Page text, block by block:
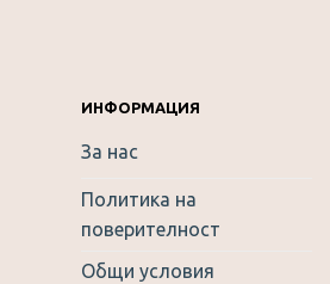
много добра цена! Бързи и
ИНФОРМАЦИЯ
За нас
Политика на
поверителност
Общи условия